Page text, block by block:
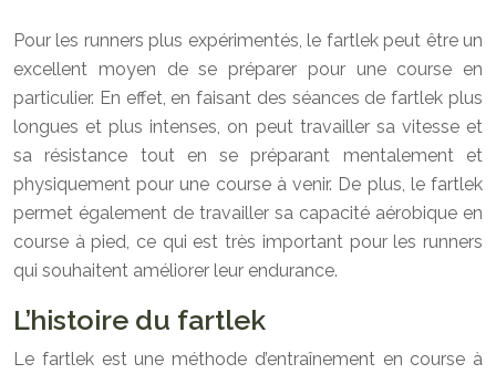
Pour les runners plus expérimentés, le fartlek peut être un
excellent moyen de se préparer pour une course en
particulier. En effet, en faisant des séances de fartlek plus
longues et plus intenses, on peut travailler sa vitesse et
sa résistance tout en se préparant mentalement et
physiquement pour une course à venir. De plus, le fartlek
permet également de travailler sa capacité aérobique en
course à pied, ce qui est très important pour les runners
qui souhaitent améliorer leur endurance.
L’histoire du fartlek
Le fartlek est une méthode d’entraînement en course à